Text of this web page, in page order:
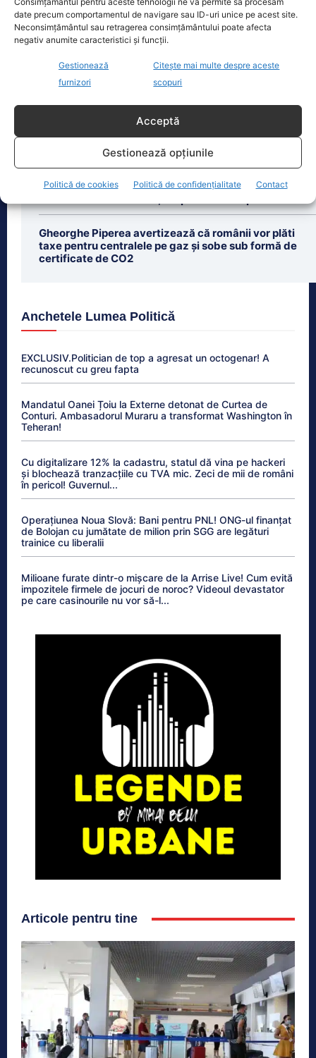
date precum comportamentul de navigare sau ID-uri unice pe acest site.
Neconsimțământul sau retragerea consimțământului poate afecta
negativ anumite caracteristici și funcții.
Gestionează
furnizori
Citește mai multe despre aceste
scopuri
Acceptă
Gestionează opțiunile
Politică de cookies Politică de confidențialitate Contact
dreaptă[...]
Bolojan dă undă verde Transelectrica să taie
curentul companiilor, în contextul crizei energetice.
Cu cât timp trebuie să le anunțe înainte
Un aeroport din România a rămas fără kerosen –
Gheorghe Piperea avertizează că românii vor plăti
taxe pentru centralele pe gaz și sobe sub formă de
certificate de CO2
Anchetele Lumea Politică
EXCLUSIV.Politician de top a agresat un octogenar! A
recunoscut cu greu fapta
Mandatul Oanei Țoiu la Externe detonat de Curtea de
Conturi. Ambasadorul Muraru a transformat Washington în
Teheran!
Cu digitalizare 12% la cadastru, statul dă vina pe hackeri
și blochează tranzacțiile cu TVA mic. Zeci de mii de români
în pericol! Guvernul...
Operațiunea Noua Slovă: Bani pentru PNL! ONG-ul finanțat
de Bolojan cu jumătate de milion prin SGG are legături
trainice cu liberalii
Milioane furate dintr-o mișcare de la Arrise Live! Cum evită
impozitele firmele de jocuri de noroc? Videoul devastator
pe care casinourile nu vor să-l...
Articole pentru tine